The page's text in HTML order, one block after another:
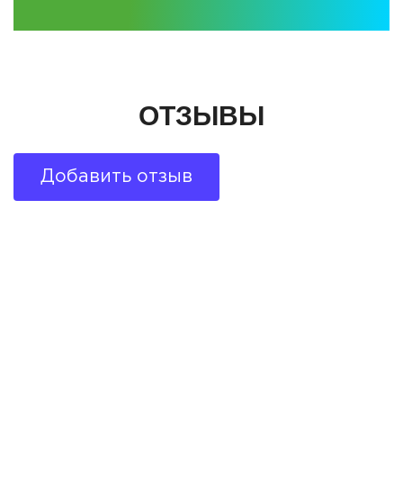
ОТЗЫВЫ
Добавить отзыв